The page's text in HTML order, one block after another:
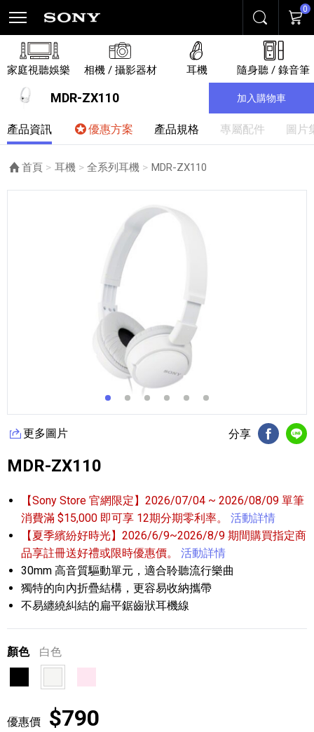
搜尋 購物
0
家庭視聽娛樂 相機 / 攝影器材 耳機 隨身聽 / 錄音筆
MDR-ZX110 加入購物車
產品資訊 優惠方案 產品規格 專屬配件 圖片
首頁 耳機 全系列耳機 目前頁面：
MDR-ZX110
更多圖片 分享
FB分享
MDR-ZX110
【Sony Store 官網限定】2026/07/04 ~ 2026/08/09 單筆
消費滿 $15,000 即可享 12期分期零利率。
活動詳情
【夏季繽紛好時光】2026/6/9~2026/8/9 期間購買指定商
品享註冊送好禮或限時優惠價。
活動詳情
30mm 高音質驅動單元，適合聆聽流行樂曲
獨特的向內折疊結構，更容易收納攜帶
不易纏繞糾結的扁平鋸齒狀耳機線
顏色 白色
優惠價 $790